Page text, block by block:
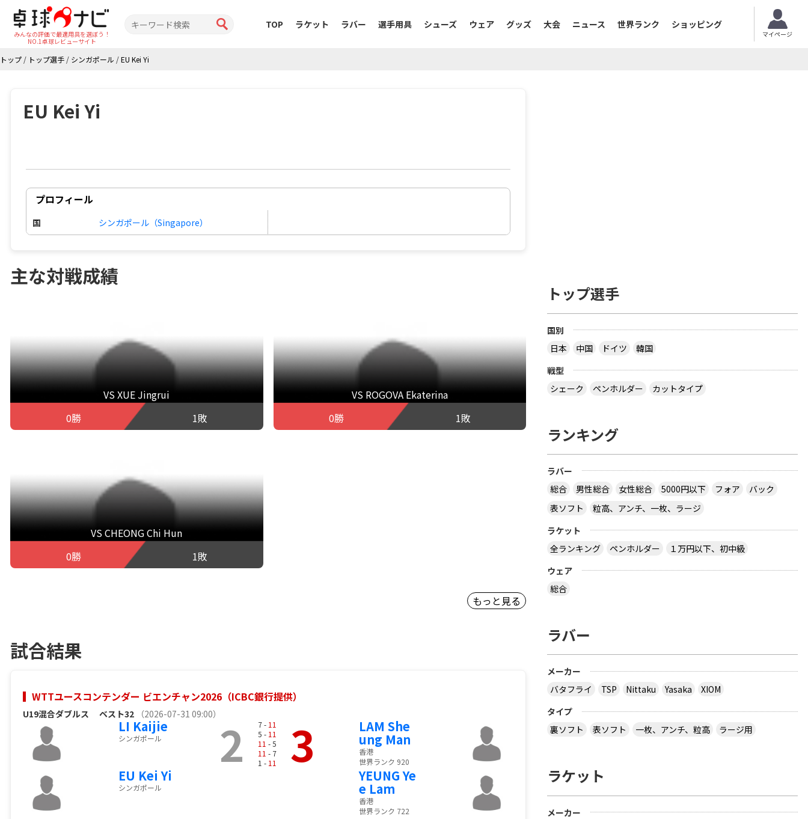
みんなの評価で最適用具を選ぼう！
NO.1卓球レビューサイト
TOP ラケット ラバー 選手用具 シューズ ウェア グッズ 大会 ニュース 世界ランク ショッピング
マイページ
トップ / トップ選手 / シンガポール /EU Kei Yi
EU Kei Yi
プロフィール
国 シンガポール（Singapore）
主な対戦成績
VS XUE Jingrui
0勝
1敗
VS ROGOVA Ekaterina
0勝
1敗
VS CHEONG Chi Hun
0勝
1敗
もっと見る
試合結果
WTTユースコンテンダー ビエンチャン2026（ICBC銀行提供）
U19混合ダブルス ベスト32 （2026-07-31 09:00）
LI Kaijie
シンガポール
EU Kei Yi
シンガポール
2 7 - 11
5 - 11
11 - 5
11 - 7
1 - 11 3 LAM She
ung Man
香港
世界ランク 920
YEUNG Ye
e Lam
香港
世界ランク 722
トップ選手
国別
日本
中国 ドイツ
韓国
戦型
シェーク
ペンホルダー カットタイプ
ランキング
ラバー
総合
男性総合 女性総合 5000円以下 フォア
バック
表ソフト
粒高、アンチ、一枚、ラージ
ラケット
全ランキング
ペンホルダー
１万円以下、初中級
ウェア
総合
ラバー
メーカー
バタフライ
TSP Nittaku Yasaka
XIOM
タイプ
裏ソフト
表ソフト 一枚、アンチ、粒高 ラージ用
ラケット
メーカー